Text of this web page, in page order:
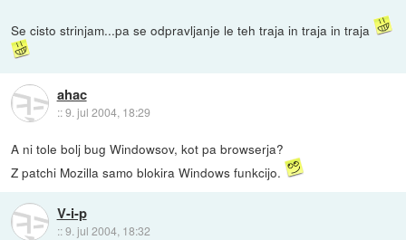
Se cisto strinjam...pa se odpravljanje le teh traja in traja in traja
ahac
::9. jul 2004, 18:29
A ni tole bolj bug Windowsov, kot pa browserja?
Z patchi Mozilla samo blokira Windows funkcijo.
V-i-p
::9. jul 2004, 18:32